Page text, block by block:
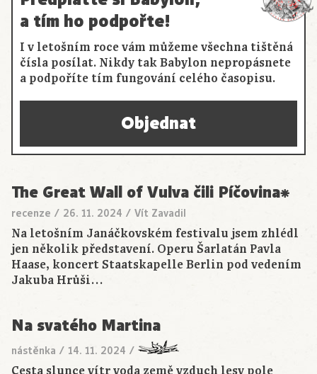
a tím ho podpořte!
I v letošním roce vám můžeme všechna tištěná
čísla posílat. Nikdy tak Babylon nepropásnete
a podpoříte tím fungování celého časopisu.
Objednat
The Great Wall of Vulva čili Píčovina⁕
recenze / 26. 11. 2024 / Vít Zavadil
Na letošním Janáčkovském festivalu jsem zhlédl
jen několik představení. Operu Šarlatán Pavla
Haase, koncert Staatskapelle Berlin pod vedením
Jakuba Hrůši…
Na svatého Martina
nástěnka / 14. 11. 2024 /